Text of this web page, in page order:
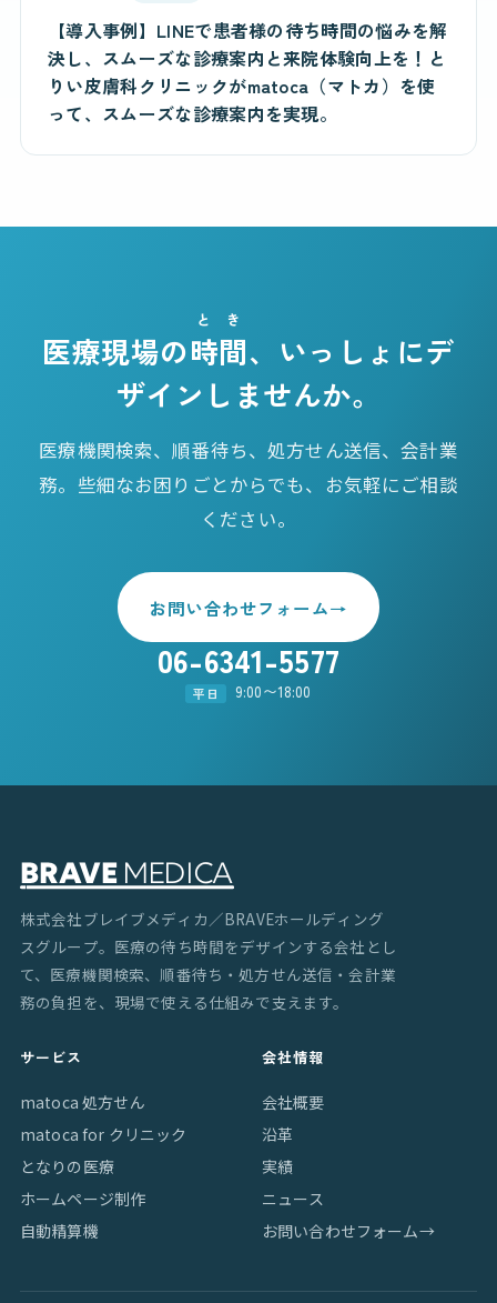
【導入事例】LINEで患者様の待ち時間の悩みを解
決し、スムーズな診療案内と来院体験向上を！と
りい皮膚科クリニックがmatoca（マトカ）を使
って、スムーズな診療案内を実現。
医療現場の時間
とき
、いっしょにデ
ザインしませんか。
医療機関検索、順番待ち、処方せん送信、会計業
務。些細なお困りごとからでも、お気軽にご相談
ください。
お問い合わせフォーム→
06-6341-5577
平日 9:00〜18:00
株式会社ブレイブメディカ／BRAVEホールディング
スグループ。医療の待ち時間をデザインする会社とし
て、医療機関検索、順番待ち・処方せん送信・会計業
務の負担を、現場で使える仕組みで支えます。
サービス
matoca 処方せん
matoca for クリニック
となりの医療
ホームページ制作
自動精算機
会社情報
会社概要
沿革
実績
ニュース
お問い合わせフォーム→